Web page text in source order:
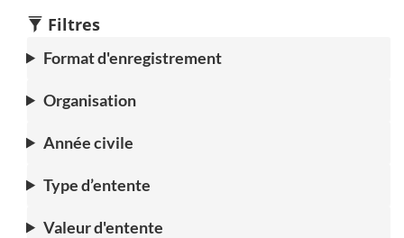
Filtres
Format d'enregistrement
Organisation
Année civile
Type d’entente
Valeur d'entente